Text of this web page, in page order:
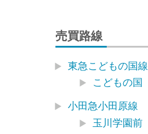
売買路線
東急こどもの国線
こどもの国
小田急小田原線
玉川学園前